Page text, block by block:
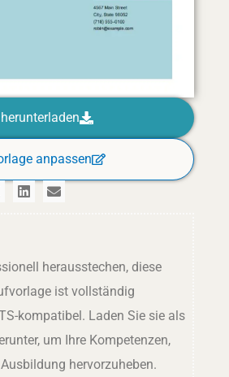
herunterladen
anpassen
herausstechen, diese
ist vollständig
kompatibel. Laden Sie sie als
um Ihre Kompetenzen,
hervorzuheben.